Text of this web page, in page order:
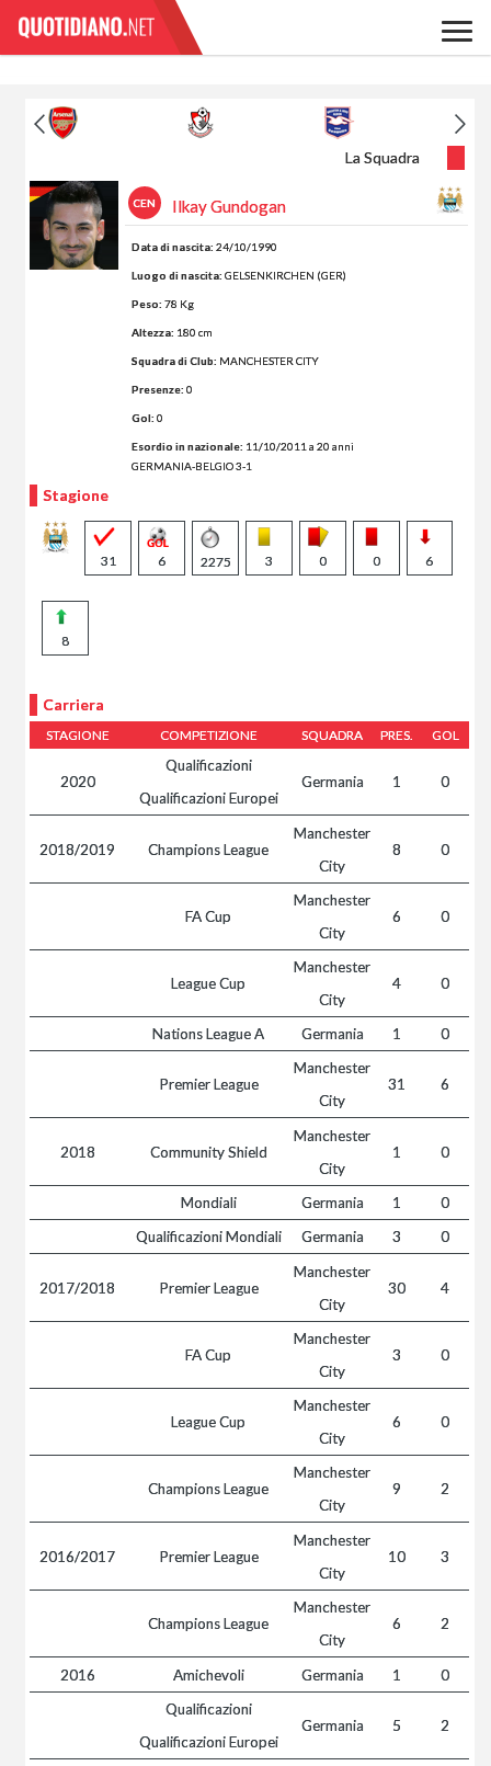
La Squadra
CEN Ilkay Gundogan
Data di nascita: 24/10/1990
Luogo di nascita: GELSENKIRCHEN (GER)
Peso: 78 Kg
Altezza: 180 cm
Squadra di Club: MANCHESTER CITY
Presenze: 0
Gol: 0
Esordio in nazionale: 11/10/2011 a 20 anni
GERMANIA-BELGIO 3-1
Stagione
31 6 2275 3 0 0 6
8
Carriera
STAGIONE COMPETIZIONE SQUADRA PRES. GOL
2020
Qualificazioni
Qualificazioni Europei
Germania 1 0
2018/2019 Champions League
Manchester
City
8 0
FA Cup
Manchester
City
6 0
League Cup
Manchester
City
4 0
Nations League A Germania 1 0
Premier League
Manchester
City
31 6
2018 Community Shield
Manchester
City
1 0
Mondiali Germania 1
0
Qualificazioni Mondiali
Germania 3 0
2017/2018 Premier League
Manchester
City
30 4
FA Cup
Manchester
City
3 0
League Cup
Manchester
City
6 0
Champions League
Manchester
City
9 2
2016/2017 Premier League
Manchester
City
10 3
Champions League
Manchester
City
6 2
2016 Amichevoli Germania 1
0
Qualificazioni
Qualificazioni Europei
Germania 5 2